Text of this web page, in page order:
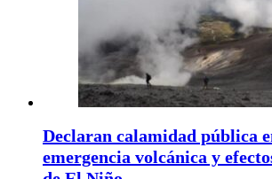
Declaran calamidad pública
emergencia volcánica y